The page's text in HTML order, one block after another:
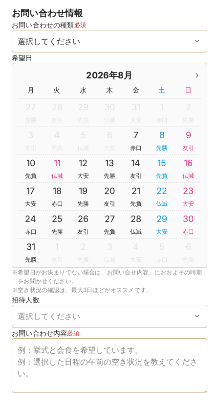
お問い合わせ情報
お問い合わせの種類必須
希望日
2026年8月
月 火 水 木 金 土 日
27 28
友引
29
先負
30
仏滅
31
大安
1 2
3
友引
4
先負
5
仏滅
6
大安
7
赤口
8
先勝
9
友引
10
先負
11
仏滅
12
大安
13
先勝
14
友引
15
先負
16
仏滅
17
大安
18
赤口
19
先勝
20
友引
21
先負
22
仏滅
23
大安
24
赤口
25
先勝
26
友引
27
先負
28
仏滅
29
大安
30
赤口
31
先勝
1
友引
2
先負
3
仏滅
4
大安
5 6
※希望日がお決まりでない場合は「お問い合せ内容」におおよその時期
をお聞かせください。
※空き状況の確認は、最大3日ほどがオススメです。
招待人数
お問い合わせ内容必須